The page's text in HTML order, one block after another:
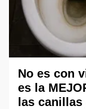
No es con
es la
las